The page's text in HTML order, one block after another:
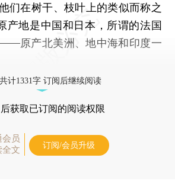
们在树干、枝叶上的类似而称之
产地是中国和日本，所谓的法国
原产北美洲、地中海和印度一
计1331字 订阅后继续阅读
后获取已订阅的阅读权限
会员
全文
订阅/会员升级